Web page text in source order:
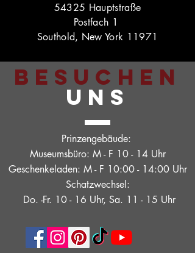
54325 Hauptstraße
Postfach 1
Southold, New York 11971
BESUCHEN
UNS
Prinzengebäude:
Museumsbüro: M - F 10 - 14 Uhr
Geschenkeladen: M - F 10:00 - 14:00 Uhr
Schatzwechsel:
Do. -Fr. 10 - 16 Uhr, Sa. 11 - 15 Uhr